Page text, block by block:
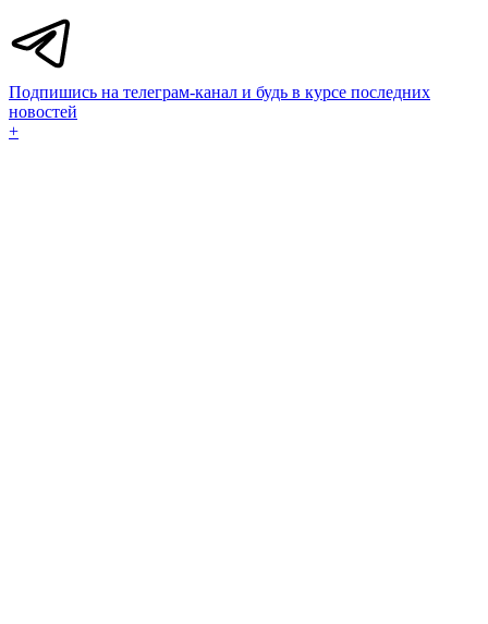
Подпишись на телеграм-канал и будь в курсе последних
новостей
+